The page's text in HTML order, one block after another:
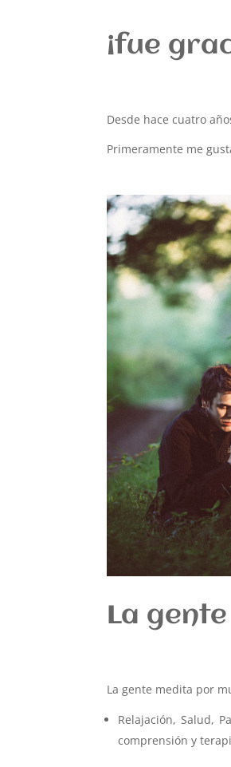
¡fue
Desde hace cuatro
Primeramente me
La
La gente medita por
Relajación, Salud,
comprensión y